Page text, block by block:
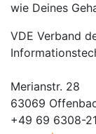
wie Deines
VDE Verband
Merianstr. 28
63069
+49 69 6308-